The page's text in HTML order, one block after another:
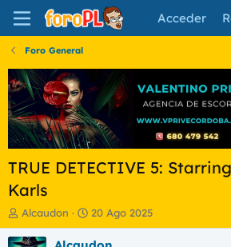
Acceder
Foro General
TRUE DETECTIVE 5:
Karls
I
n
i
Alcaudon
F
e
c
20 Ago 2025